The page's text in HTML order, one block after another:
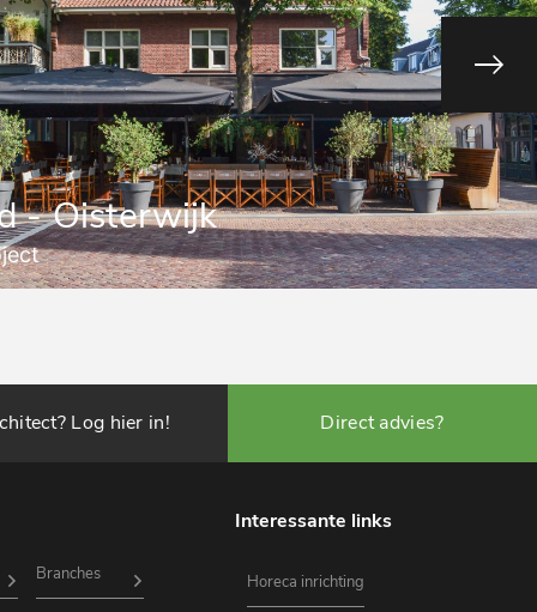
- Oisterwijk
Log hier in! Direct advies?
Branches
Interessante links
Horeca inrichting